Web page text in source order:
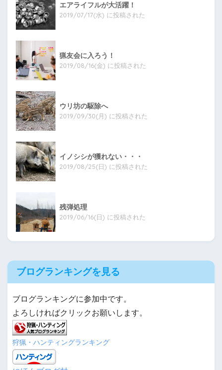
エアライフルが大活躍！
2019/07/17(水) に投稿された
猟友会に入ろう！
2019/08/16(金) に投稿された
ウリ坊の駆除へ
2019/09/30(月) に投稿された
イノシシが獲れない・・・
2019/08/25(日) に投稿された
残弾処理
2019/06/16(日) に投稿された
ブログランキングを見る
ブログランキングに参加中です。
よろしければクリックお願いします。
狩猟・ハンティングランキング